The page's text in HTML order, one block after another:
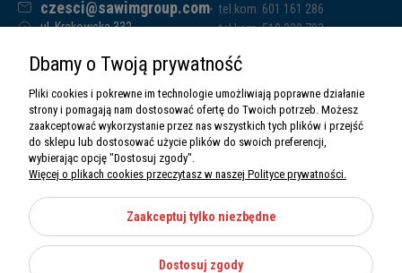
czesci@sawimgroup.com
ul. Krakowska 332,
Sawim Group Mariusz Zdyb sp. k.
NIP: 5130284470
REGON: 5246591010
tel.kom. 601 161 286
tel.kom. 519 338 793
O nas
Informacje
Moje konto
Dbamy o Twoją prywatność
Pliki cookies i pokrewne im technologie umożliwiają poprawne działanie
strony i pomagają nam dostosować ofertę do Twoich potrzeb. Możesz
zaakceptować wykorzystanie przez nas wszystkich tych plików i przejść
do sklepu lub dostosować użycie plików do swoich preferencji,
wybierając opcję "Dostosuj zgody".
Więcej o plikach cookies przeczytasz w naszej Polityce prywatności.
Zaakceptuj tylko niezbędne
Dostosuj zgody